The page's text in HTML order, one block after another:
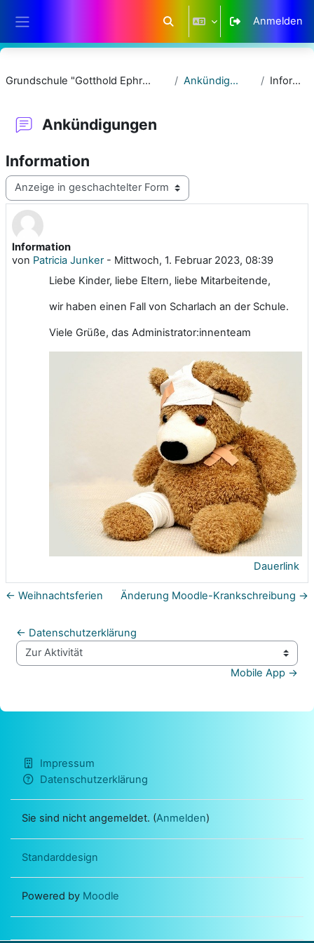
Sucheingabe umschalten
Anmelden
Grundschule "Gotthold Ephraim Lessing" Ankündigungen Information
Ankündigungen
Information
Anzeigemodus
Information
von Patricia Junker- Mittwoch, 1. Februar 2023, 08:39
Anzahl Antworten: 0
Liebe Kinder, liebe Eltern, liebe Mitarbeitende,
wir haben einen Fall von Scharlach an der Schule.
Viele Grüße, das Administrator:innenteam
Dauerlink
← Weihnachtsferien Änderung Moodle-Krankschreibung →
← Datenschutzerklärung
Zur Aktivität
Mobile App →
Impressum
Datenschutzerklärung
Sie sind nicht angemeldet. (Anmelden)
Standarddesign
Powered by Moodle